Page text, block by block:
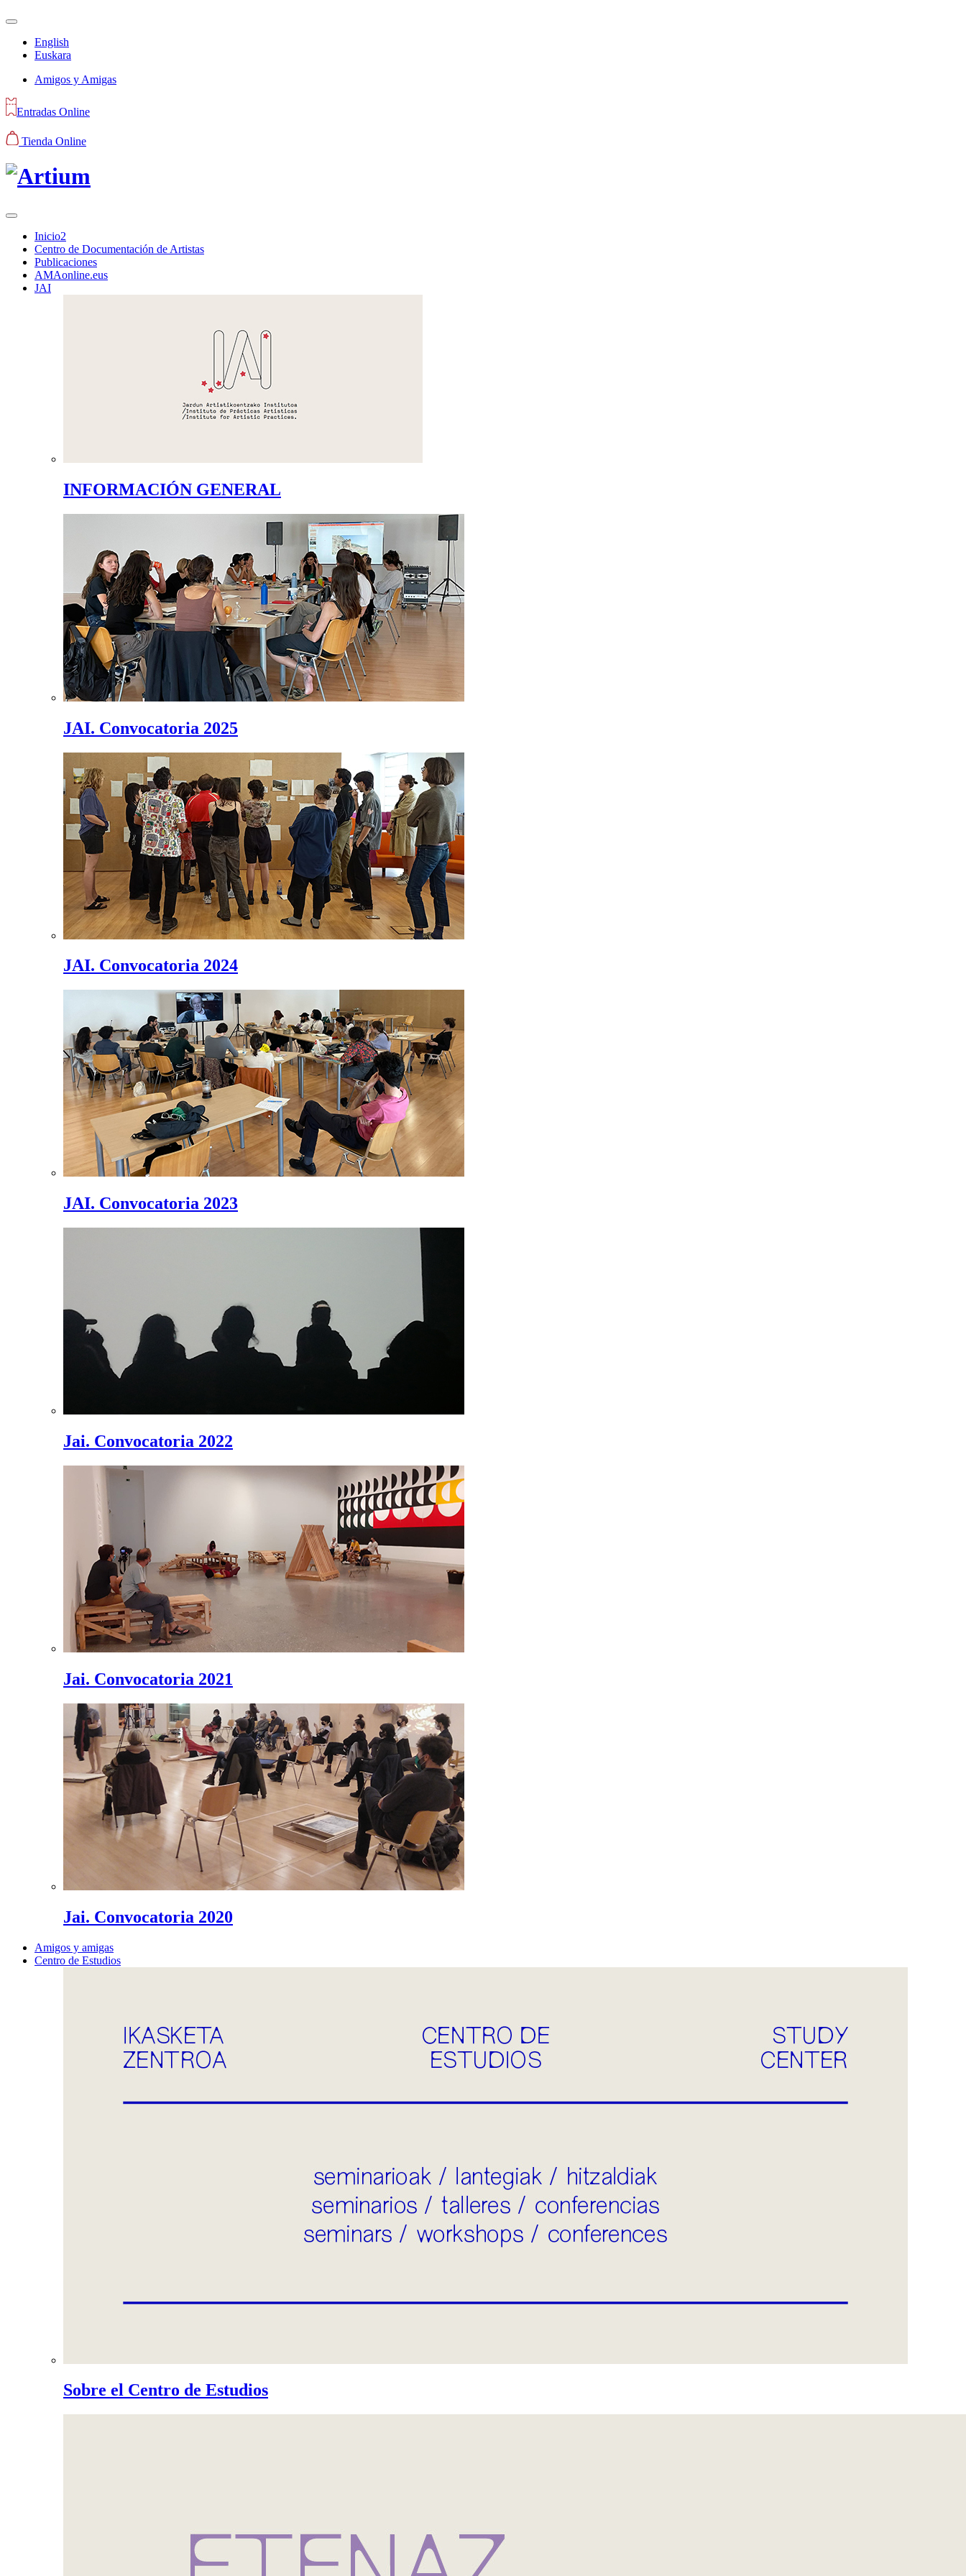
English
Euskara
Amigos y Amigas
Entradas Online
Tienda Online
Inicio2
Centro de Documentación de Artistas
Publicaciones
AMAonline.eus
JAI
INFORMACIÓN GENERAL
JAI. Convocatoria 2025
JAI. Convocatoria 2024
JAI. Convocatoria 2023
Jai. Convocatoria 2022
Jai. Convocatoria 2021
Jai. Convocatoria 2020
Amigos y amigas
Centro de Estudios
Sobre el Centro de Estudios